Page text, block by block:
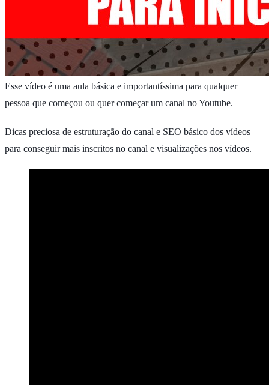
Esse vídeo é uma aula básica e importantíssima para qualquer
pessoa que começou ou quer começar um canal no Youtube.
Dicas preciosa de estruturação do canal e SEO básico dos vídeos
para conseguir mais inscritos no canal e visualizações nos vídeos.